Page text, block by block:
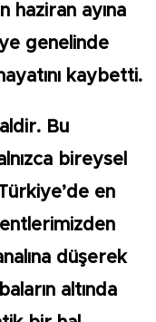
haziran ayına
genelinde
kaybetti.
Bu
bireysel
en
düşerek
altında